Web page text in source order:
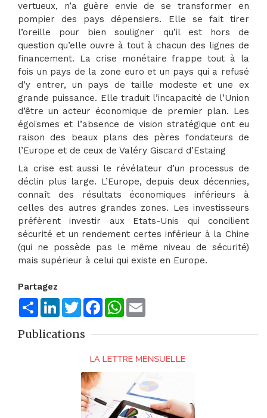
vertueux, n’a guère envie de se transformer en
pompier des pays dépensiers. Elle se fait tirer
l’oreille pour bien souligner qu’il est hors de
question qu’elle ouvre à tout à chacun des lignes de
financement. La crise monétaire frappe tout à la
fois un pays de la zone euro et un pays qui a refusé
d’y entrer, un pays de taille modeste et une ex
grande puissance. Elle traduit l’incapacité de l’Union
d’être un acteur économique de premier plan. Les
égoïsmes et l’absence de vision stratégique ont eu
raison des beaux plans des pères fondateurs de
l’Europe et de ceux de Valéry Giscard d’Estaing
La crise est aussi le révélateur d’un processus de
déclin plus large. L’Europe, depuis deux décennies,
connaît des résultats économiques inférieurs à
celles des autres grandes zones. Les investisseurs
préfèrent investir aux Etats-Unis qui concilient
sécurité et un rendement certes inférieur à la Chine
(qui ne possède pas le même niveau de sécurité)
mais supérieur à celui qui existe en Europe.
Partagez
ShareLinkedInTwitterFacebookWhatsApp
Publications